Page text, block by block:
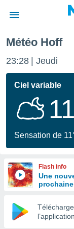
de
en
Météo Hoff
23:28 Jeudi
Ciel variable
Sensation de
Flash info
Une
l’application